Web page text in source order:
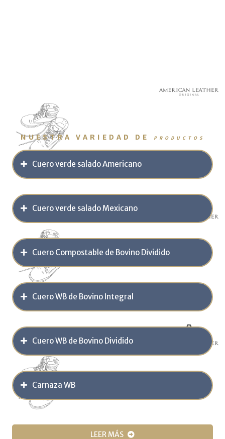
NUESTRA VARIEDAD DE PRO DUCTOS
Cuero verde salado Americano
Cuero verde salado Mexicano
Cuero Compostable de Bovino Dividido
Cuero WB de Bovino Integral
Cuero WB de Bovino Dividido
Carnaza WB
LEER MÁS